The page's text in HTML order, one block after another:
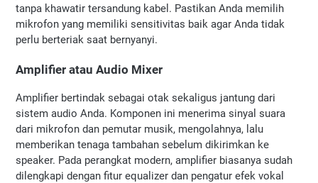
tanpa khawatir tersandung kabel. Pastikan Anda memilih
mikrofon yang memiliki sensitivitas baik agar Anda tidak
perlu berteriak saat bernyanyi.
Amplifier atau Audio Mixer
Amplifier bertindak sebagai otak sekaligus jantung dari
sistem audio Anda. Komponen ini menerima sinyal suara
dari mikrofon dan pemutar musik, mengolahnya, lalu
memberikan tenaga tambahan sebelum dikirimkan ke
speaker. Pada perangkat modern, amplifier biasanya sudah
dilengkapi dengan fitur equalizer dan pengatur efek vokal